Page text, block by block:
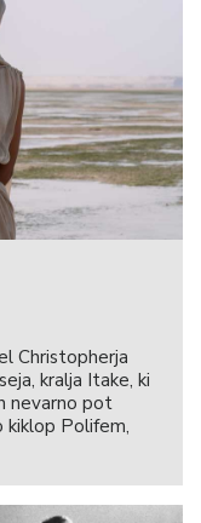
Christopherja
kralja Itake, ki
nevarno pot
kiklop Polifem,